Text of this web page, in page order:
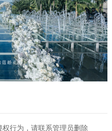
行为，请联系管理员删除